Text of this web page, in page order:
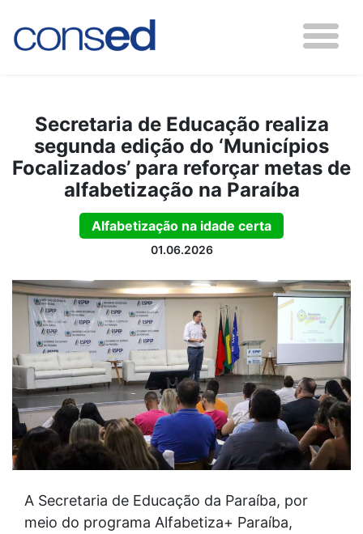
Secretaria de Educação realiza
segunda edição do ‘Municípios
Focalizados’ para reforçar metas de
alfabetização na Paraíba
Alfabetização na idade certa
01.06.2026
A Secretaria de Educação da Paraíba, por
meio do programa Alfabetiza+ Paraíba,